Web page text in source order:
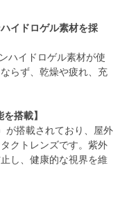
イドロゲル素材を採
ハイドロゲル素材が使
らず、乾燥や疲れ、充
搭載】
が搭載されており、屋外
クトレンズです。紫外
し、健康的な視界を維